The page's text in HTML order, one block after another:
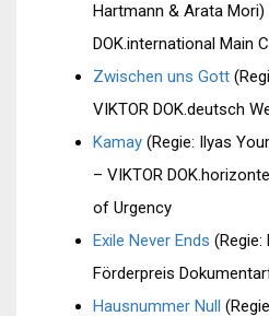
Hartmann & Arata Mori)
DOK.international Main
Zwischen uns Gott
VIKTOR DOK.deutsch
Kamay (Regie: Ilyas
– VIKTOR
of Urgency
Exile Never Ends (Regie:
Förderpreis
Hausnummer Null